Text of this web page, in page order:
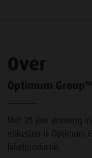
Over
Optimum
Met 35 jaar ervaring
etiketten is Optimum
labelproductie.